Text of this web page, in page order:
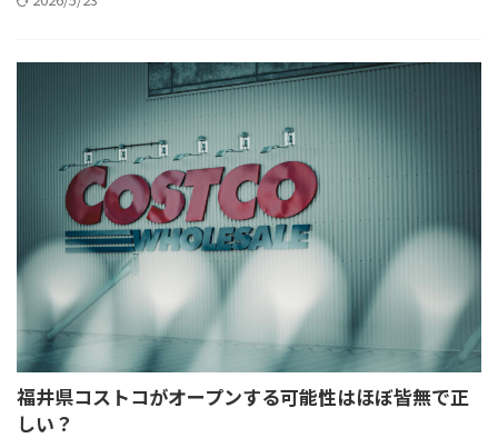
福井県コストコがオープンする可能性はほぼ皆無で正
しい？